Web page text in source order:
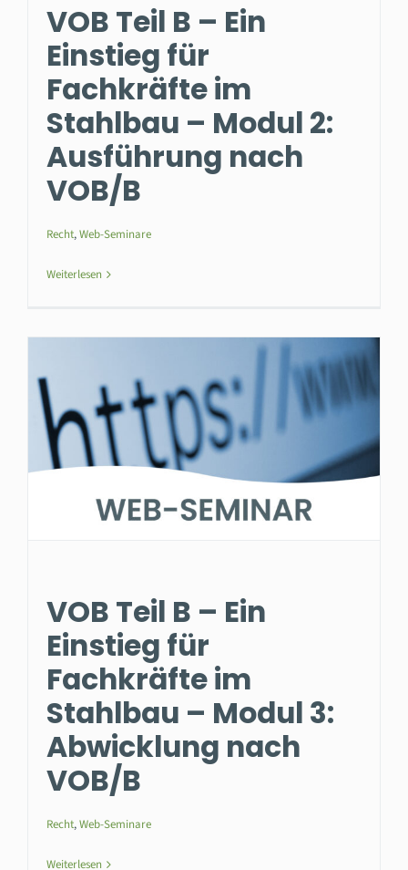
VOB Teil B – Ein
Einstieg für
Fachkräfte im
Stahlbau – Modul 2:
Ausführung nach
VOB/B
Recht,Web-Seminare
Weiterlesen
VOB Teil B – Ein
Einstieg für
Fachkräfte im
Stahlbau – Modul 3:
Abwicklung nach
VOB/B
Recht,Web-Seminare
Weiterlesen